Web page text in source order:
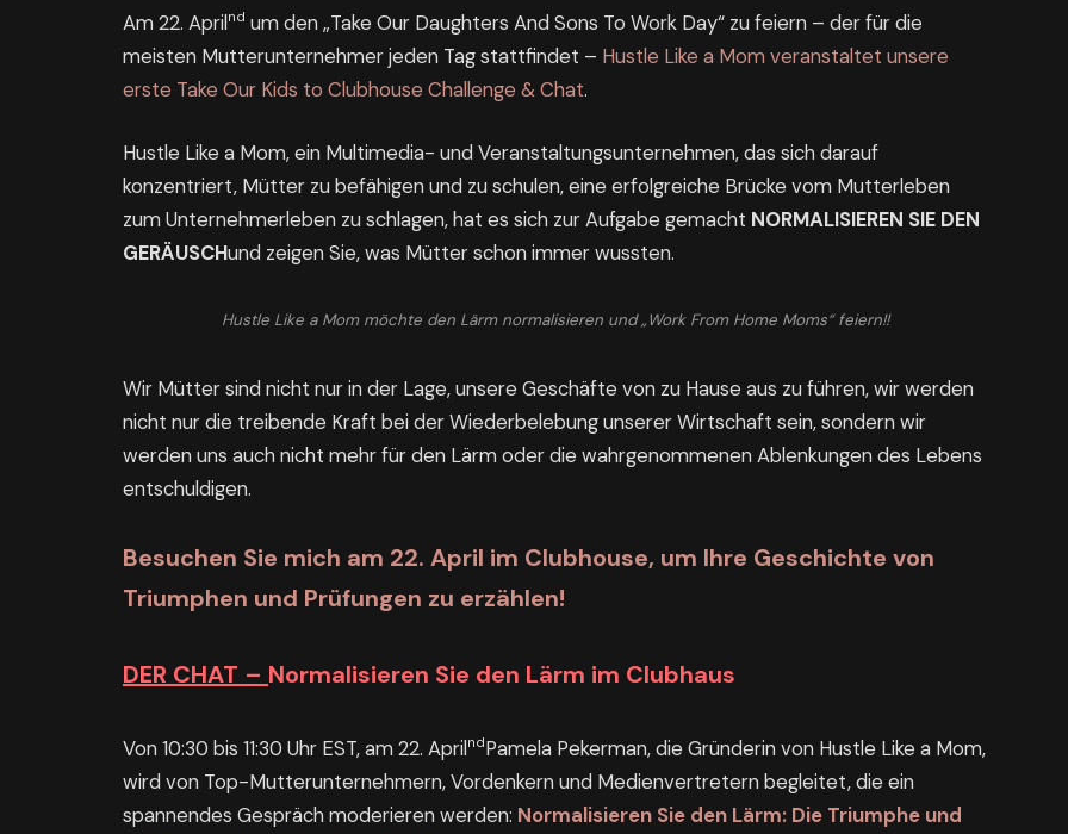
Am 22. Aprilnd um den „Take Our Daughters And Sons To Work Day“ zu feiern – der für die
meisten Mutterunternehmer jeden Tag stattfindet – Hustle Like a Mom veranstaltet unsere
erste Take Our Kids to Clubhouse Challenge & Chat.
Hustle Like a Mom, ein Multimedia- und Veranstaltungsunternehmen, das sich darauf
konzentriert, Mütter zu befähigen und zu schulen, eine erfolgreiche Brücke vom Mutterleben
zum Unternehmerleben zu schlagen, hat es sich zur Aufgabe gemacht NORMALISIEREN SIE DEN
GERÄUSCHund zeigen Sie, was Mütter schon immer wussten.
Hustle Like a Mom möchte den Lärm normalisieren und „Work From Home Moms“ feiern!!
Wir Mütter sind nicht nur in der Lage, unsere Geschäfte von zu Hause aus zu führen, wir werden
nicht nur die treibende Kraft bei der Wiederbelebung unserer Wirtschaft sein, sondern wir
werden uns auch nicht mehr für den Lärm oder die wahrgenommenen Ablenkungen des Lebens
entschuldigen.
Besuchen Sie mich am 22. April im Clubhouse, um Ihre Geschichte von
Triumphen und Prüfungen zu erzählen!
DER CHAT – Normalisieren Sie den Lärm im Clubhaus
Von 10:30 bis 11:30 Uhr EST, am 22. AprilndPamela Pekerman, die Gründerin von Hustle Like a Mom,
wird von Top-Mutterunternehmern, Vordenkern und Medienvertretern begleitet, die ein
spannendes Gespräch moderieren werden: Normalisieren Sie den Lärm: Die Triumphe und